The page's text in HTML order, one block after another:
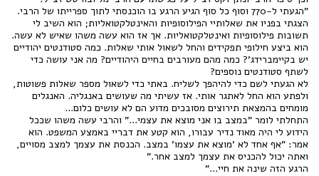
"הגעתי ל-770 וסוף כל סוף הגיע הרגע בו הוכנסתי לתוך ספרייתו של הרבי.
הצגתי בפניו את שאלותיי הפילוסופיות והאינטלקטואליות; הוא השיב לי
תשובות פילוסופיות ואינטלקטואליות. אך אז הוא עשה משהו שאיש לא עשה.
הוא ביצע חילופי תפקידים והחל לשאול אותי שאלות. כמה סטודנטים יהודיים
יש בקיימברידג'? כמה מהם מעורבים בחיים היהודיים? מה אני עושה כדי
לשתף סטודנטים נוספים?
לא הגעתי לשם כדי להיהפך לשליח. באתי כדי לשאול מספר שאלות פשוטות,
ולפתע הוא החל לאתגר אותי. אז עשיתי מה שעושים באנגליה. האנגלים
מומחים בהמצאת תירוצים מסובכים מדוע הם לא עושים כלום...
התחלתי לומר "במצב בו אני מוצא את עצמי..." והרבי עשה משהו שככל
הידוע לי היה מאוד נדיר עבורו, הוא קטע את דבריי באמצע המשפט. הוא
אמר: "אף אחד לא 'מוצא את עצמו' במצב. הכנסת את עצמך למצב מסויים,
ואתה יכול להכניס את עצמך למצב אחר."
הרגע הזה שינה את חיי..."